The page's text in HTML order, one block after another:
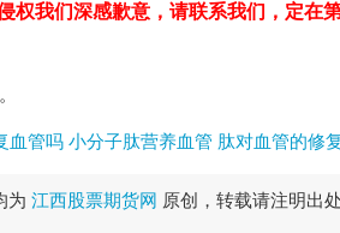
权我们深感歉意，请联系我们，定在
血管吗 小分子肽营养血管 肽对血管的修
为 江西股票期货网 原创，转载请注明出